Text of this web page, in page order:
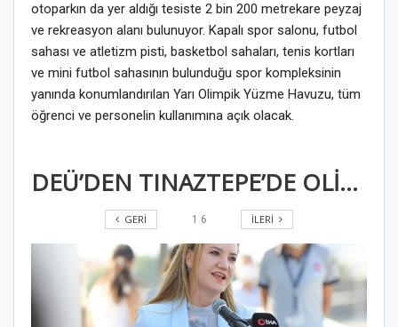
otoparkın da yer aldığı tesiste 2 bin 200 metrekare peyzaj
ve rekreasyon alanı bulunuyor. Kapalı spor salonu, futbol
sahası ve atletizm pisti, basketbol sahaları, tenis kortları
ve mini futbol sahasının bulunduğu spor kompleksinin
yanında konumlandırılan Yarı Olimpik Yüzme Havuzu, tüm
öğrenci ve personelin kullanımına açık olacak.
DEÜ’DEN TINAZTEPE’DE OLİMPİK YATIRIM
GERI 1 6 İLERI